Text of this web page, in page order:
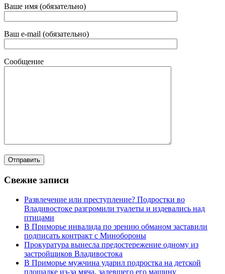
Ваше имя (обязательно)
Ваш e-mail (обязательно)
Сообщение
Свежие записи
Развлечение или преступление? Подростки во
Владивостоке разгромили туалеты и издевались над
птицами
В Приморье инвалида по зрению обманом заставили
подписать контракт с Минобороны
Прокуратура вынесла предостережение одному из
застройщиков Владивостока
В Приморье мужчина ударил подростка на детской
площадке из-за мяча, задевшего его машину